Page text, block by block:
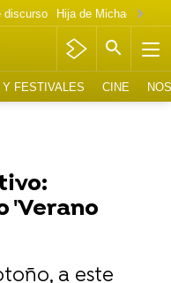
discurso
Y FESTIVALES CINE
'Verano
a este